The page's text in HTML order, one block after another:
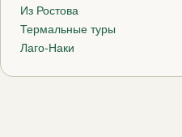
Из Ростова
Термальные туры
Лаго-Наки